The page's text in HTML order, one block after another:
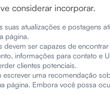
considerar incorporar.
suas atualizações e postagens
página.
devem ser capazes de
informações para contato e
clientes potenciais.
escrever uma recomendação
página. Embora você possa